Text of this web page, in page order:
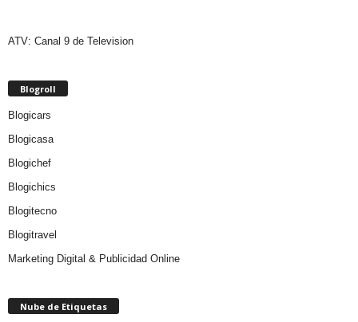
ATV: Canal 9 de Television
Blogroll
Blogicars
Blogicasa
Blogichef
Blogichics
Blogitecno
Blogitravel
Marketing Digital & Publicidad Online
Nube de Etiquetas